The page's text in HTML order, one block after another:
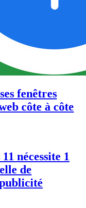
fenêtres
côte à côte
nécessite 1
de